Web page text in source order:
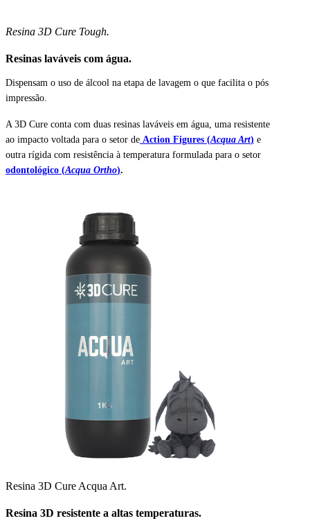
Resina 3D Cure Tough.
Resinas laváveis com água.
Dispensam o uso de álcool na etapa de lavagem o que facilita o pós
impressão.
A 3D Cure conta com duas resinas laváveis em água, uma resistente
ao impacto voltada para o setor de Action Figures (Acqua Art) e
outra rígida com resistência à temperatura formulada para o setor
odontológico (Acqua Ortho).
Resina 3D Cure Acqua Art.
Resina 3D resistente a altas temperaturas.